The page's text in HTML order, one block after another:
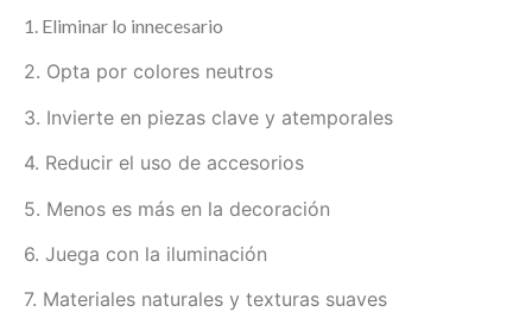
1. Eliminar lo innecesario
2. Opta por colores neutros
3. Invierte en piezas clave y atemporales
4. Reducir el uso de accesorios
5. Menos es más en la decoración
6. Juega con la iluminación
7. Materiales naturales y texturas suaves